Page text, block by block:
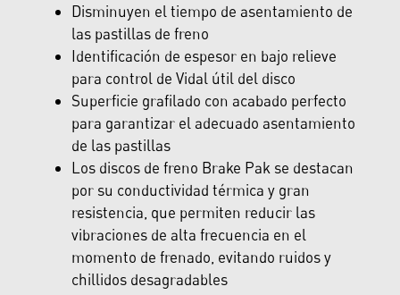
Disminuyen el tiempo de asentamiento de
las pastillas de freno
Identificación de espesor en bajo relieve
para control de Vidal útil del disco
Superficie grafilado con acabado perfecto
para garantizar el adecuado asentamiento
de las pastillas
Los discos de freno Brake Pak se destacan
por su conductividad térmica y gran
resistencia, que permiten reducir las
vibraciones de alta frecuencia en el
momento de frenado, evitando ruidos y
chillidos desagradables